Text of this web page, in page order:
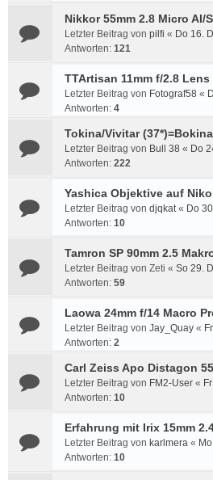
Nikkor 55mm 2.8 Micro AI/S
Letzter Beitrag von pilfi « Do 16.
Antworten: 121
TTArtisan 11mm f/2.8
Letzter Beitrag von Fotograf58 «
Antworten: 4
Tokina/Vivitar
Letzter Beitrag von Bull 38 « Do
Antworten: 222
Yashica Objektive auf
Letzter Beitrag von djqkat« Do
Antworten: 10
Tamron SP 90mm 2.5
Letzter Beitrag von Zeti « So 29.
Antworten: 59
Laowa 24mm f/14 Macro
Letzter Beitrag von Jay_Quay «
Antworten: 2
Carl Zeiss Apo Distagon
Letzter Beitrag von FM2-User «
Antworten: 10
Erfahrung mit Irix 15mm
Letzter Beitrag von karlmera «
Antworten: 10